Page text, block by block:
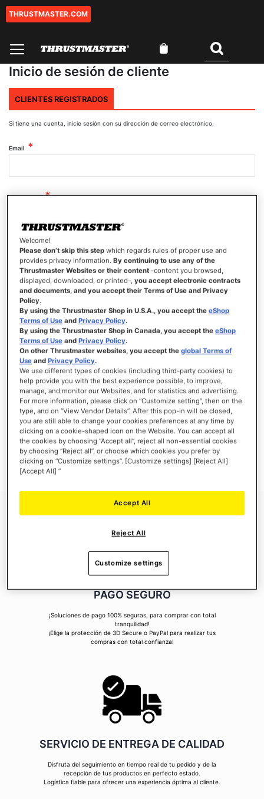
THRUSTMASTER.COM
Inicio de sesión de cliente
CLIENTES REGISTRADOS
Si tiene una cuenta, inicie sesión con su dirección de correo electrónico.
Email
Contraseña
Mostrar contraseña
INICIAR SESIÓN
¿Olvidó su contraseña?
NUEVOS CLIENTES
Crear una cuenta tiene muchos beneficios: Pago más rápido, guardar más de una
dirección, seguimiento de pedidos y mucho más.
CREAR UNA CUENTA
PAGO SEGURO
¡Soluciones de pago 100% seguras, para comprar con total
tranquilidad!
¡Elige la protección de 3D Secure o PayPal para realizar tus
compras con total confianza!
SERVICIO DE ENTREGA DE CALIDAD
Disfruta del seguimiento en tiempo real de tu pedido y de la
recepción de tus productos en perfecto estado.
Logística fiable para ofrecer una experiencia óptima al cliente.
Welcome!
Please don’t skip this step which regards rules of proper use and
provides privacy information.By continuing to use any of the
Thrustmaster Websites or their content -content you browsed,
displayed, downloaded, or printed-,you accept electronic contracts
and documents, and you accept their Terms of Use and Privacy
Policy.
By using the Thrustmaster Shop in U.S.A., you accept theeShop
Terms of Use andPrivacy Policy.
By using the Thrustmaster Shop in Canada, you accept theeShop
Terms of Use andPrivacy Policy.
On other Thrustmaster websites, you accept theglobal Terms of
Use andPrivacy Policy.
We use different types of cookies (including third-party cookies) to
help provide you with the best experience possible, to improve,
manage, and monitor our Websites, and for statistics and advertising.
For more information, please click on “Customize setting”, then on the
type, and on “View Vendor Details”. After this pop-in will be closed,
you are still able to change your cookies preferences at any time by
clicking on a cookie-shaped icon on the Website. You can accept all
the cookies by choosing “Accept all”, reject all non-essential cookies
by choosing “Reject all”, or choose which cookies you prefer by
clicking on “Customize settings”. [Customize settings] [Reject All]
[Accept All] ”
Reject All
Accept All
Customize settings